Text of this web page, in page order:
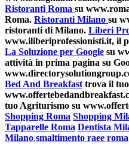
Ristoranti Roma su
Roma. Ristoranti Milano su
ristoranti di Milano. Liberi
www.iliberiprofessionisti.it, il
La Soluzione per Google su
attività in prima pagina su
Bed And Breakfasttrova il tuo
tuo Agriturismo su
Shopping Roma Shopping
Tapparelle Roma Dentista
Milano,smaltimento raee roma